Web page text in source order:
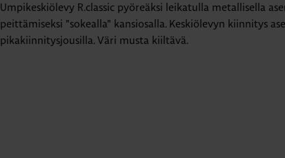
Umpikeskiölevy R.classic pyöreäksi leikatulla metallisella
peittämiseksi "sokealla" kansiosalla. Keskiölevyn kiinnitys
pikakiinnitysjousilla. Väri musta kiiltävä.